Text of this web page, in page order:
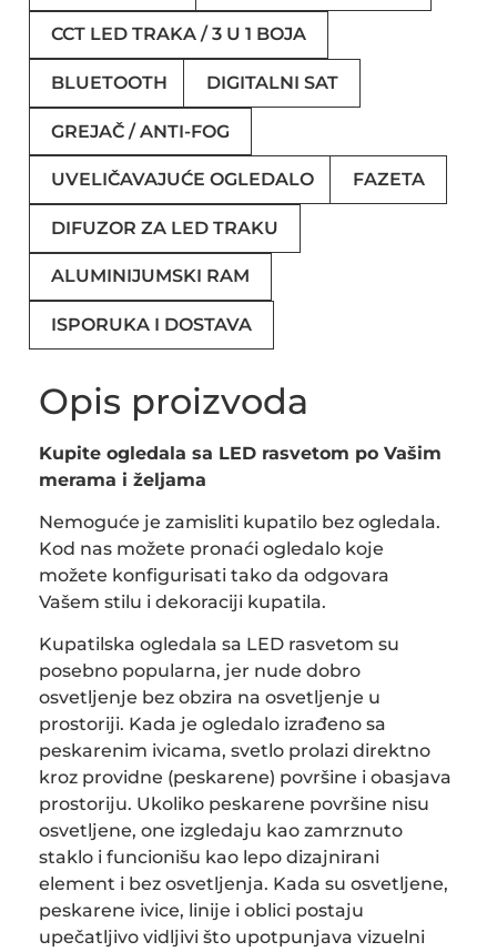
CCT LED TRAKA / 3 U 1 BOJA
BLUETOOTH DIGITALNI SAT
GREJAČ / ANTI-FOG
UVELIČAVAJUĆE OGLEDALO FAZETA
DIFUZOR ZA LED TRAKU
ALUMINIJUMSKI RAM
ISPORUKA I DOSTAVA
Opis proizvoda
Kupite ogledala sa LED rasvetom po Vašim
merama i željama
Nemoguće je zamisliti kupatilo bez ogledala.
Kod nas možete pronaći ogledalo koje
možete konfigurisati tako da odgovara
Vašem stilu i dekoraciji kupatila.
Kupatilska ogledala sa LED rasvetom su
posebno popularna, jer nude dobro
osvetljenje bez obzira na osvetljenje u
prostoriji. Kada je ogledalo izrađeno sa
peskarenim ivicama, svetlo prolazi direktno
kroz providne (peskarene) površine i obasjava
prostoriju. Ukoliko peskarene površine nisu
osvetljene, one izgledaju kao zamrznuto
staklo i funcionišu kao lepo dizajnirani
element i bez osvetljenja. Kada su osvetljene,
peskarene ivice, linije i oblici postaju
upečatljivo vidljivi što upotpunjava vizuelni